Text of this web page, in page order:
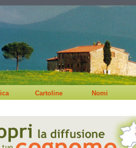
Cartoline Nomi